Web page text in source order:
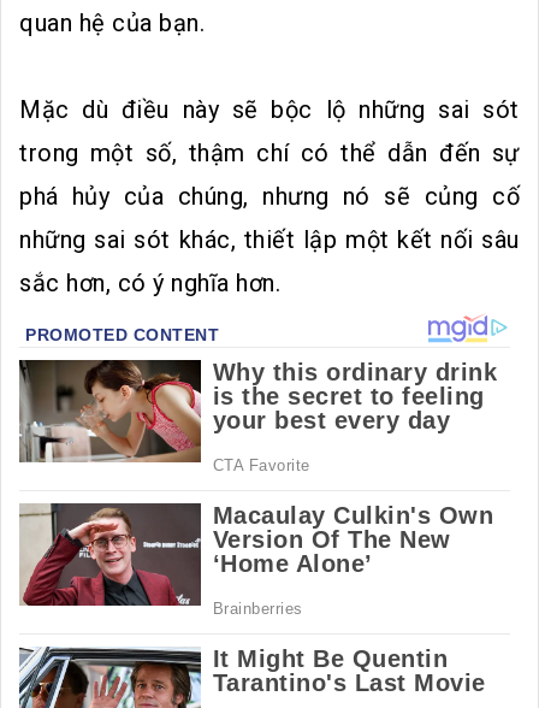
quan hệ của bạn.
Mặc dù điều này sẽ bộc lộ những sai sót
trong một số, thậm chí có thể dẫn đến sự
phá hủy của chúng, nhưng nó sẽ củng cố
những sai sót khác, thiết lập một kết nối sâu
sắc hơn, có ý nghĩa hơn.